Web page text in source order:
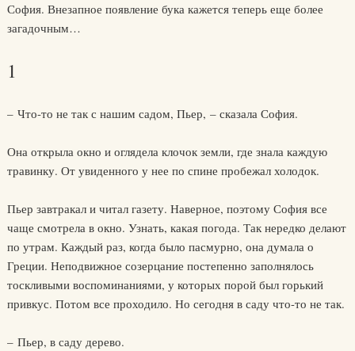
София. Внезапное появление бука кажется теперь еще более
загадочным…
1
– Что-то не так с нашим садом, Пьер, – сказала София.
Она открыла окно и оглядела клочок земли, где знала каждую
травинку. От увиденного у нее по спине пробежал холодок.
Пьер завтракал и читал газету. Наверное, поэтому София все
чаще смотрела в окно. Узнать, какая погода. Так нередко делают
по утрам. Каждый раз, когда было пасмурно, она думала о
Греции. Неподвижное созерцание постепенно заполнялось
тоскливыми воспоминаниями, у которых порой был горький
привкус. Потом все проходило. Но сегодня в саду что-то не так.
– Пьер, в саду дерево.